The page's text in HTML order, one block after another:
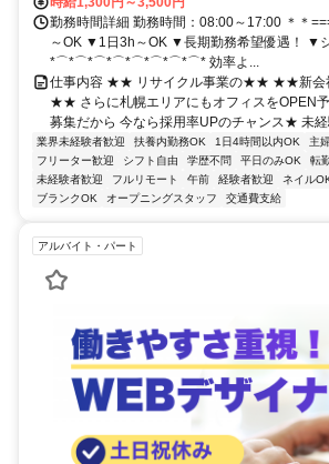
勤務時間詳細 勤務時間：08:00～17:00 ＊＊
～OK ▼1日3h～OK ▼長期勤務希望優遇！ ▼
*⌒*⌒*⌒*⌒*⌒*⌒*⌒*⌒* 効率よ...
仕事内容 ★★ リサイクル事業の★★ ★★新会
★★ さらに札幌エリアにもオフィスをOPEN
募集だから 今なら採用率UPのチャンス★ 未経
業界未経験者歓迎 扶養内勤務OK 1日4時間以内OK
主
フリーター歓迎
シフト自由 学歴不問 平日のみOK 転
未経験者歓迎
フルリモート 午前 経験者歓迎 ネイル
ブランクOK
オープニングスタッフ 交通費支給
アルバイト・パート